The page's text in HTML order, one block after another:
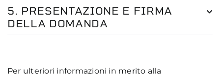
5. PRESENTAZIONE E FIRMA
DELLA DOMANDA
Per ulteriori informazioni in merito alla